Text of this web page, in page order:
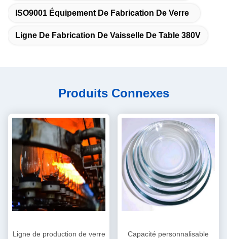
ISO9001 Équipement De Fabrication De Verre
Ligne De Fabrication De Vaisselle De Table 380V
Produits Connexes
Ligne de production de verre
Capacité personnalisable